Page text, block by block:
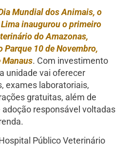
Mundial dos Animais, o
inaugurou o primeiro
do Amazonas,
10 de Novembro,
Manaus. Com investimento
unidade vai oferecer
exames laboratoriais,
gratuitas, além de
responsável voltadas
Público Veterinário